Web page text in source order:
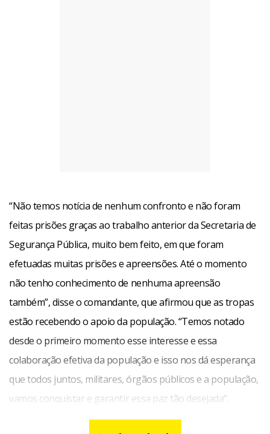
“Não temos notícia de nenhum confronto e não foram
feitas prisões graças ao trabalho anterior da Secretaria de
Segurança Pública, muito bem feito, em que foram
efetuadas muitas prisões e apreensões. Até o momento
não tenho conhecimento de nenhuma apreensão
também”, disse o comandante, que afirmou que as tropas
estão recebendo o apoio da população. “Temos notado
desde o primeiro momento esse interesse e essa
colaboração efetiva da população e isso nos dá esperança
que todos juntos, militares, órgãos públicos e a população,
vamos conquistar e garantir essa paz tão desejada”.